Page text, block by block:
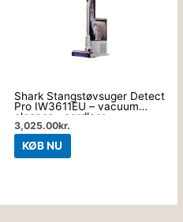
Shark Stangstøvsuger Detect
Pro IW3611EU – vacuum
cleaner – cordless –
stick/handheld included
charger – white/brass
3,025.00kr.
KØB NU